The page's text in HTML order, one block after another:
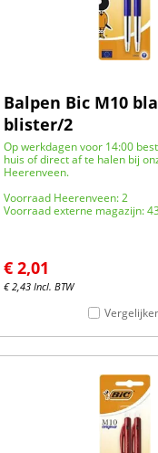
Balpen Bic M10
blister/2
Op werkdagen voor 14:00
huis of direct af te halen bij
Heerenveen.
Voorraad Heerenveen: 2
Voorraad externe magazijn:
€ 2,01
€2,43 Incl. BTW